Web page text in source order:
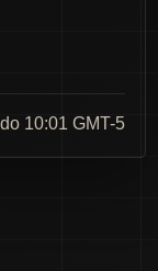
10:01 GMT-5